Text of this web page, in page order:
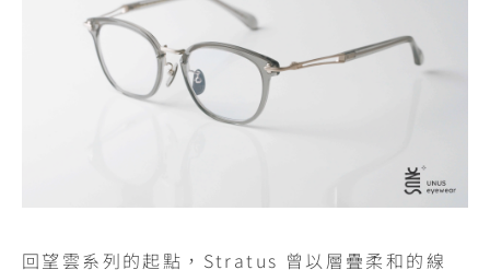
回望雲系列的起點，Stratus 曾以層疊柔和的線